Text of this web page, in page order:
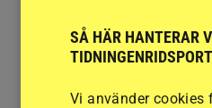
SÅ HÄR HANTERAR
Vi använder cookies